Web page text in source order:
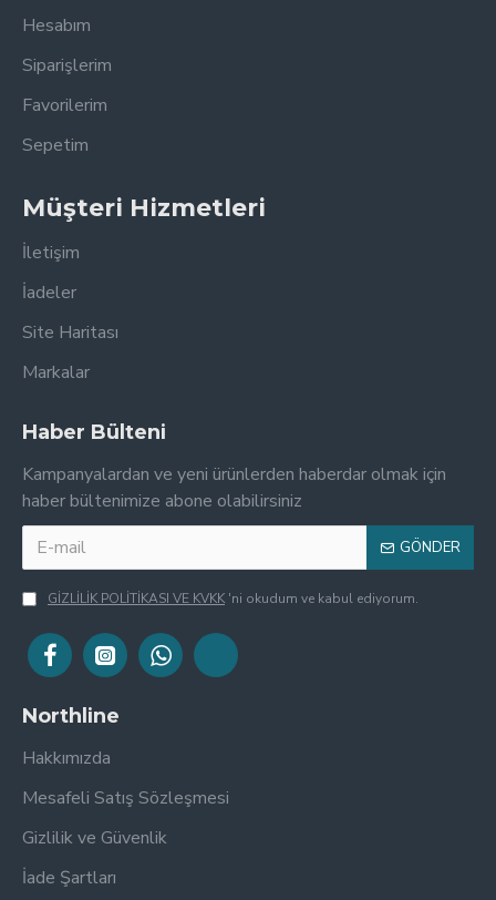
Hesabım
Siparişlerim
Favorilerim
Sepetim
Müşteri Hizmetleri
İletişim
İadeler
Site Haritası
Markalar
Haber Bülteni
Kampanyalardan ve yeni ürünlerden haberdar olmak için
haber bültenimize abone olabilirsiniz
GÖNDER
GİZLİLİK POLİTİKASI VE KVKK 'ni okudum ve kabul ediyorum.
Northline
Hakkımızda
Mesafeli Satış Sözleşmesi
Gizlilik ve Güvenlik
İade Şartları